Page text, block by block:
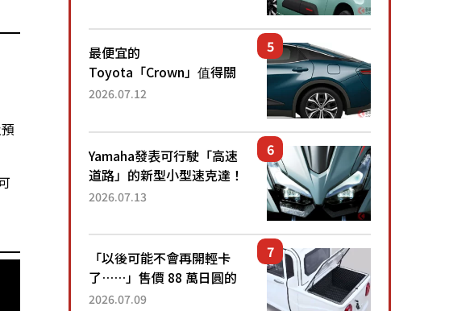
還推出467萬元日圓起的5
人座版...
最便宜的
Toyota「Crown」值得關
注！ 搭載4WD、每公升
眼！ 配備豐富、超越售價
水準，堪稱高CP值代表的
「...
2026.07.12
Yamaha發表可行駛「高速
道路」的新型小型速克達！
搭載能享受超強勁「渦輪
高階「Super Sport」車款
相同的...
2026.07.13
「以後可能不會再開輕卡
了……」售價 88 萬日圓的
「超迷你輕型貨車」引發兩
2026.07.09